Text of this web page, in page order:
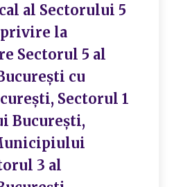
al Sectorului 5
la
Sectorul 5 al
cu
Sectorul 1
Bucureşti,
3 al